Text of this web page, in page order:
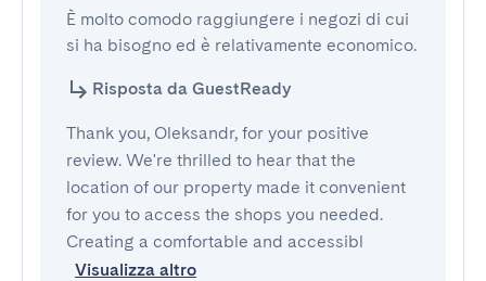
È molto comodo raggiungere i negozi di cui
si ha bisogno ed è relativamente economico.
Risposta da GuestReady
Thank you, Oleksandr, for your positive
review. We're thrilled to hear that the
location of our property made it convenient
for you to access the shops you needed.
Creating a comfortable and accessibl
Visualizza altro